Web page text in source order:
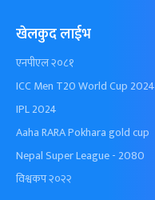
खेलकुद लाईभ
एनपीएल २०८१
ICC Men T20 World Cup 2024
IPL 2024
Aaha RARA Pokhara gold cup
Nepal Super League - 2080
विश्वकप २०२२